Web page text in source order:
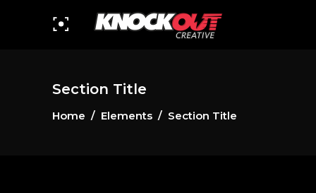
Section Title
Home / Elements / Section Title